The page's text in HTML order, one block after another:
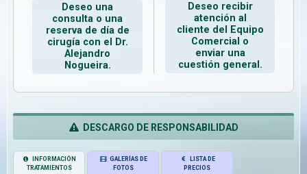
Deseo una
consulta o una
reserva de día de
cirugía con el Dr.
Alejandro
Nogueira.
Deseo recibir
atención al
cliente del Equipo
Comercial o
enviar una
cuestión general.
DESCARGO DE RESPONSABILIDAD
INFORMACIÓN
TRATAMIENTOS
GALERÍAS DE
FOTOS
LISTA DE
PRECIOS